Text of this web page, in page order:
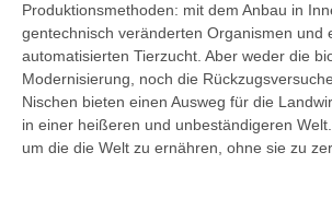
Produktionsmethoden: mit dem Anbau in
gentechnisch veränderten Organismen und
automatisierten Tierzucht. Aber weder die
Modernisierung, noch die
Nischen bieten einen Ausweg für die
in einer heißeren und unbeständigeren Welt.
um die die Welt zu ernähren, ohne sie zu